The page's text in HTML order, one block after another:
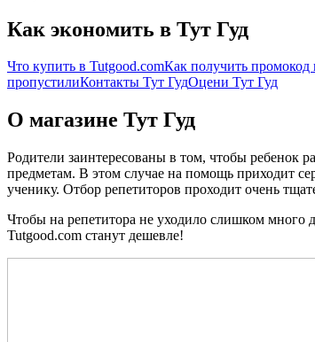
Как экономить в Тут Гуд
Что купить в Tutgood.comКак получить промокод
пропустилиКонтакты Тут ГудОцени Тут Гуд
О магазине Тут Гуд
Родители заинтересованы в том, чтобы ребенок
предметам. В этом случае на помощь приходит
ученику. Отбор репетиторов проходит очень
Чтобы на репетитора не уходило слишком много
Tutgood.com станут дешевле!